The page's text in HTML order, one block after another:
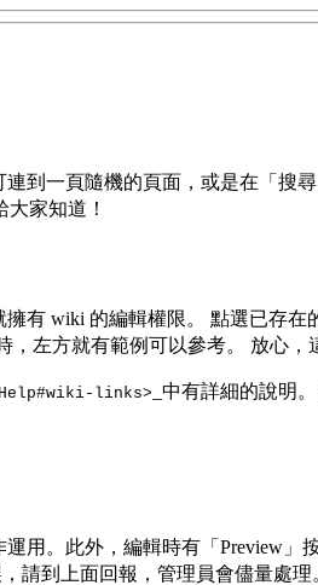
到一頁隨機的頁面，或是在「
家知道！
有 wiki 的編輯權限。 點選已存
，左方就有範例可以參考。 放心
links> _中有詳細的說明
用。此外，編輯時有「Preview」
請到上面回報，管理員會儘量處